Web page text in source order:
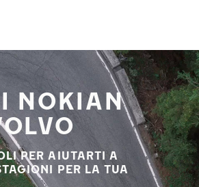
NOKIAN
PER AIUTARTI A
PER LA TUA